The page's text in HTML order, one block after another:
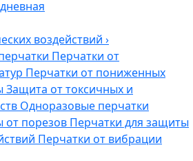
воздействий ›
Перчатки от
Перчатки от пониженных
Защита от токсичных и
Одноразовые перчатки
от порезов Перчатки для защиты
Перчатки от вибрации